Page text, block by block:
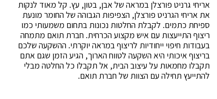
אריחי גרניט פורצלן במראה של אבן, בטון, עץ. קל מאוד לנקות
את אריחי הגרניט פורצלן, הצפיפות הגבוהה של החומר מונעת
ספיחת כתמים. לקבלת החלטות נכונות בתחום משמעותי כמו
ריצוף התייעצות עם איש מקצוע הכרחית. חברת תואם מתמחה
בעבודות חיפוי ייחודיות לריצוף במראה יוקרתי. ההשקעה שלכם
בריצוף איכותי היא השקעה לטווח הארוך, הגיע הזמן שגם אתם
תקבלו מחמאות על עיצוב הבית, אל תקבלו כל החלטה מבלי
להתייעץ תחילה עם הצוות של חברת תואם.